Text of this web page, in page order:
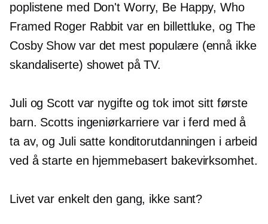
poplistene med Don't Worry, Be Happy, Who
Framed Roger Rabbit var en billettluke, og The
Cosby Show var det mest populære (ennå ikke
skandaliserte) showet på TV.
Juli og Scott var nygifte og tok imot sitt første
barn. Scotts ingeniørkarriere var i ferd med å
ta av, og Juli satte konditorutdanningen i arbeid
ved å starte en hjemmebasert bakevirksomhet.
Livet var enkelt den gang, ikke sant?